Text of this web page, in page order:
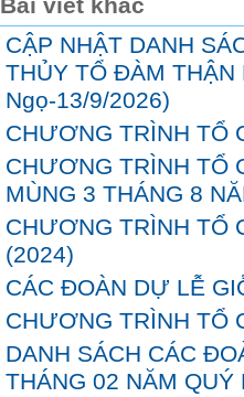
Bài viết khác
CẬP NHẬT DANH
THỦY TỔ ĐÀM
Ngọ-13/9/2026)
CHƯƠNG TRÌNH TỔ
CHƯƠNG TRÌNH TỔ
MÙNG 3 THÁNG 8
CHƯƠNG TRÌNH TỔ
(2024)
CÁC ĐOÀN DỰ LỄ
CHƯƠNG TRÌNH TỔ
DANH SÁCH CÁC
THÁNG 02 NĂM QUÝ